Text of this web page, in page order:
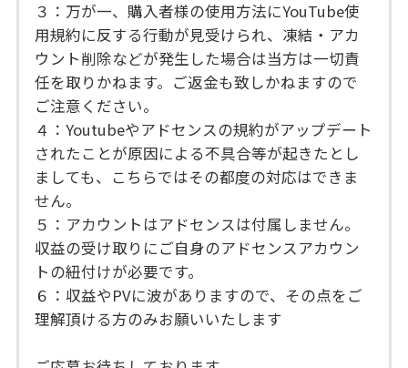
３：万が一、購入者様の使用方法にYouTube使
用規約に反する行動が見受けられ、凍結・アカ
ウント削除などが発生した場合は当方は一切責
任を取りかねます。ご返金も致しかねますので
ご注意ください。
４：Youtubeやアドセンスの規約がアップデート
されたことが原因による不具合等が起きたとし
ましても、こちらではその都度の対応はできま
せん。
５：アカウントはアドセンスは付属しません。
収益の受け取りにご自身のアドセンスアカウン
トの紐付けが必要です。
６：収益やPVに波がありますので、その点をご
理解頂ける方のみお願いいたします